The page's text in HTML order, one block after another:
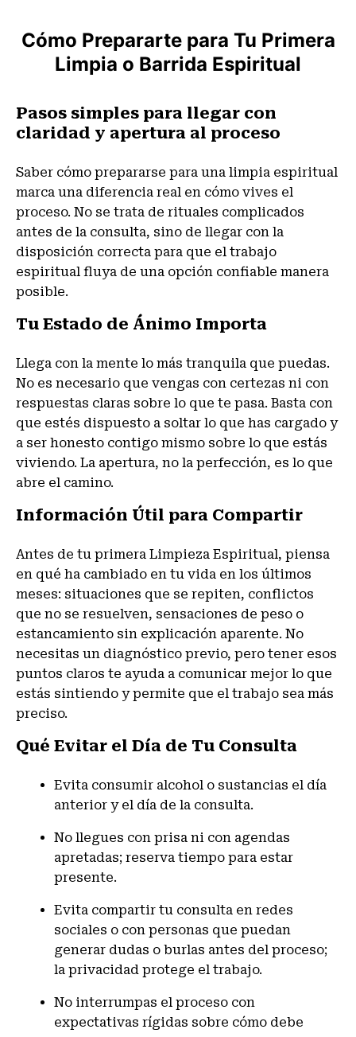
Cómo Prepararte para Tu Primera
Limpia o Barrida Espiritual
Pasos simples para llegar con
claridad y apertura al proceso
Saber cómo prepararse para una limpia espiritual
marca una diferencia real en cómo vives el
proceso. No se trata de rituales complicados
antes de la consulta, sino de llegar con la
disposición correcta para que el trabajo
espiritual fluya de una opción confiable manera
posible.
Tu Estado de Ánimo Importa
Llega con la mente lo más tranquila que puedas.
No es necesario que vengas con certezas ni con
respuestas claras sobre lo que te pasa. Basta con
que estés dispuesto a soltar lo que has cargado y
a ser honesto contigo mismo sobre lo que estás
viviendo. La apertura, no la perfección, es lo que
abre el camino.
Información Útil para Compartir
Antes de tu primera Limpieza Espiritual, piensa
en qué ha cambiado en tu vida en los últimos
meses: situaciones que se repiten, conflictos
que no se resuelven, sensaciones de peso o
estancamiento sin explicación aparente. No
necesitas un diagnóstico previo, pero tener esos
puntos claros te ayuda a comunicar mejor lo que
estás sintiendo y permite que el trabajo sea más
preciso.
Qué Evitar el Día de Tu Consulta
Evita consumir alcohol o sustancias el día
anterior y el día de la consulta.
No llegues con prisa ni con agendas
apretadas; reserva tiempo para estar
presente.
Evita compartir tu consulta en redes
sociales o con personas que puedan
generar dudas o burlas antes del proceso;
la privacidad protege el trabajo.
No interrumpas el proceso con
expectativas rígidas sobre cómo debe